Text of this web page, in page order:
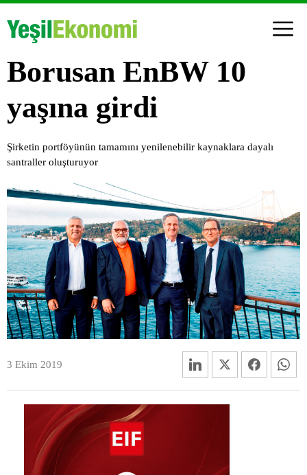
Borusan EnBW 10
yaşına girdi
Şirketin portföyünün tamamını yenilenebilir kaynaklara dayalı
santraller oluşturuyor
3 Ekim 2019